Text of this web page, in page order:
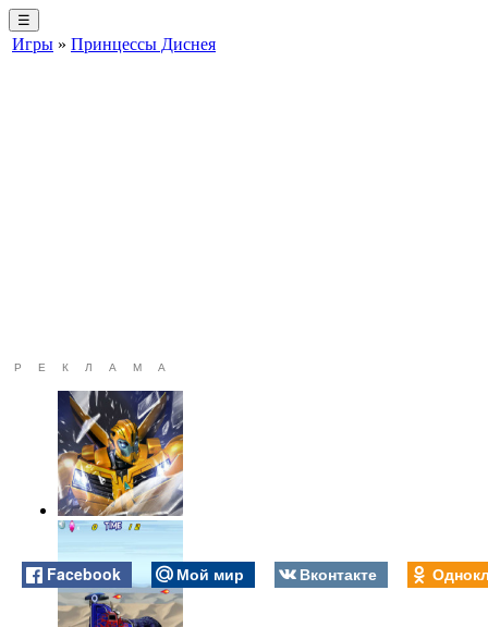
☰
Игры » Принцессы Диснея
РЕКЛАМА
Facebook Мой мир Вконтакте